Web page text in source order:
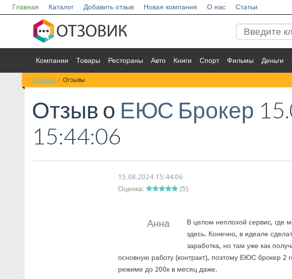
Главная Каталог Добавить отзыв Новая компания О нас Статьи
Компании Товары Рестораны Авто Книги Спорт Фильмы Деньги
Главная Отзывы
Отзыв о ЕЮС Брокер
15:44:06
15.08.2024 15:44:06
Оценка:
(5)
Анна
В целом неплохой сервис, где
здесь. Конечно, в идеале
заработка, но там уже как
основную работу (контракт), поэтому ЕЮС брокер 2
режиме до 200к в месяц даже.